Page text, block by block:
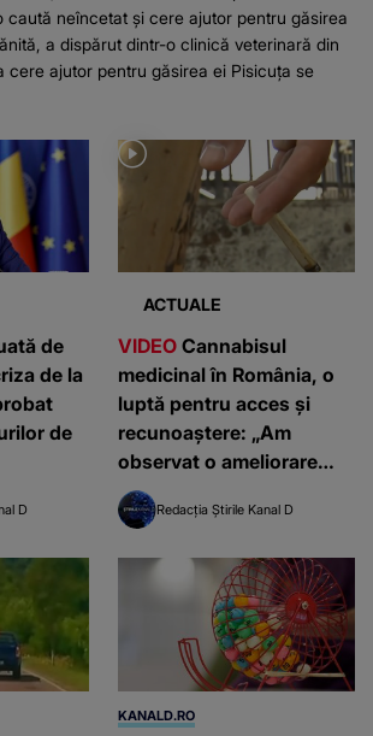
caută neîncetat și cere ajutor pentru găsirea
a dispărut dintr-o clinică veterinară din
cere ajutor pentru găsirea ei Pisicuța se
de
de la
de
D
ACTUALE
VIDEO Cannabisul
medicinal în România, o
luptă pentru acces și
recunoaștere: „Am
observat o ameliorare
semnificativă”
Redacția Știrile Kanal D
KANALD.RO